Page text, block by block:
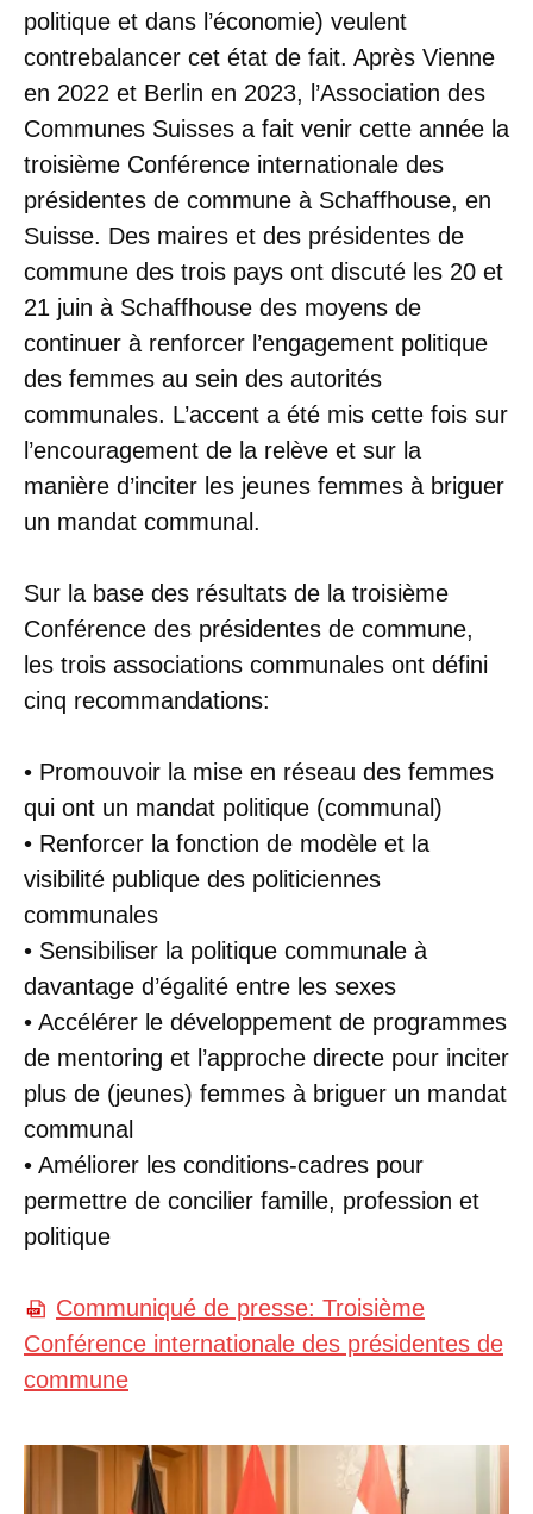
politique et dans l’économie) veulent
contrebalancer cet état de fait. Après Vienne
en 2022 et Berlin en 2023, l’Association des
Communes Suisses a fait venir cette année la
troisième Conférence internationale des
présidentes de commune à Schaffhouse, en
Suisse. Des maires et des présidentes de
commune des trois pays ont discuté les 20 et
21 juin à Schaffhouse des moyens de
continuer à renforcer l’engagement politique
des femmes au sein des autorités
communales. L’accent a été mis cette fois sur
l’encouragement de la relève et sur la
manière d’inciter les jeunes femmes à briguer
un mandat communal.
Sur la base des résultats de la troisième
Conférence des présidentes de commune,
les trois associations communales ont défini
cinq recommandations:
• Promouvoir la mise en réseau des femmes
qui ont un mandat politique (communal)
• Renforcer la fonction de modèle et la
visibilité publique des politiciennes
communales
• Sensibiliser la politique communale à
davantage d’égalité entre les sexes
• Accélérer le développement de programmes
de mentoring et l’approche directe pour inciter
plus de (jeunes) femmes à briguer un mandat
communal
• Améliorer les conditions-cadres pour
permettre de concilier famille, profession et
politique
Communiqué de presse: Troisième
Conférence internationale des présidentes de
commune